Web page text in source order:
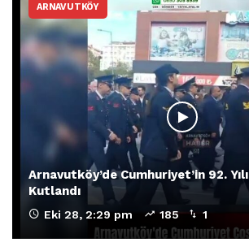
ARNAVUTKÖY
Arnavutköy’de Cumhuriyet’in 92.
Kutlandı
Eki 28, 2:29 pm 185 1